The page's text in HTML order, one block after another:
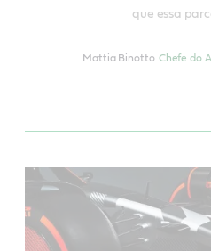
que essa
Mattia Binotto Chefe do